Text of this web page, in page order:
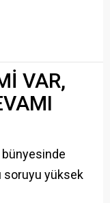
VAR,
bünyesinde
soruyu yüksek